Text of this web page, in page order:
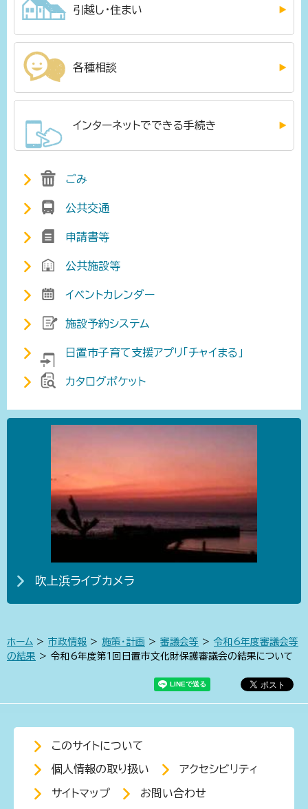
引越し・住まい
各種相談
インターネットでできる手続き
ごみ
公共交通
申請書等
公共施設等
イベントカレンダー
施設予約システム
日置市子育て支援アプリ「チャイまる」
カタログポケット
吹上浜ライブカメラ
ホーム > 市政情報 > 施策・計画 > 審議会等 > 令和6年度審議会等
の結果 > 令和6年度第1回日置市文化財保護審議会の結果について
このサイトについて
個人情報の取り扱い アクセシビリティ
サイトマップ お問い合わせ